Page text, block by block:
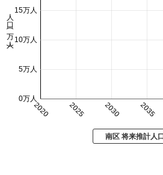
2020 2025 2030 2035
0万人
5万人
10万人
15万人
人口 (万人)
南区 将来推計人